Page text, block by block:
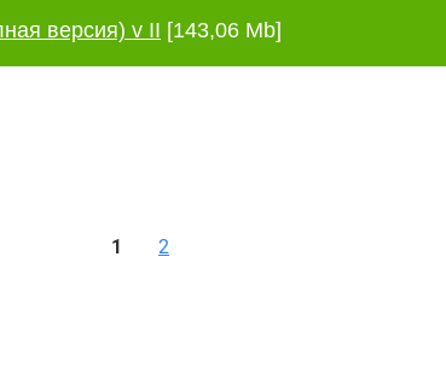
версия) v II [143,06 Mb]
1 2